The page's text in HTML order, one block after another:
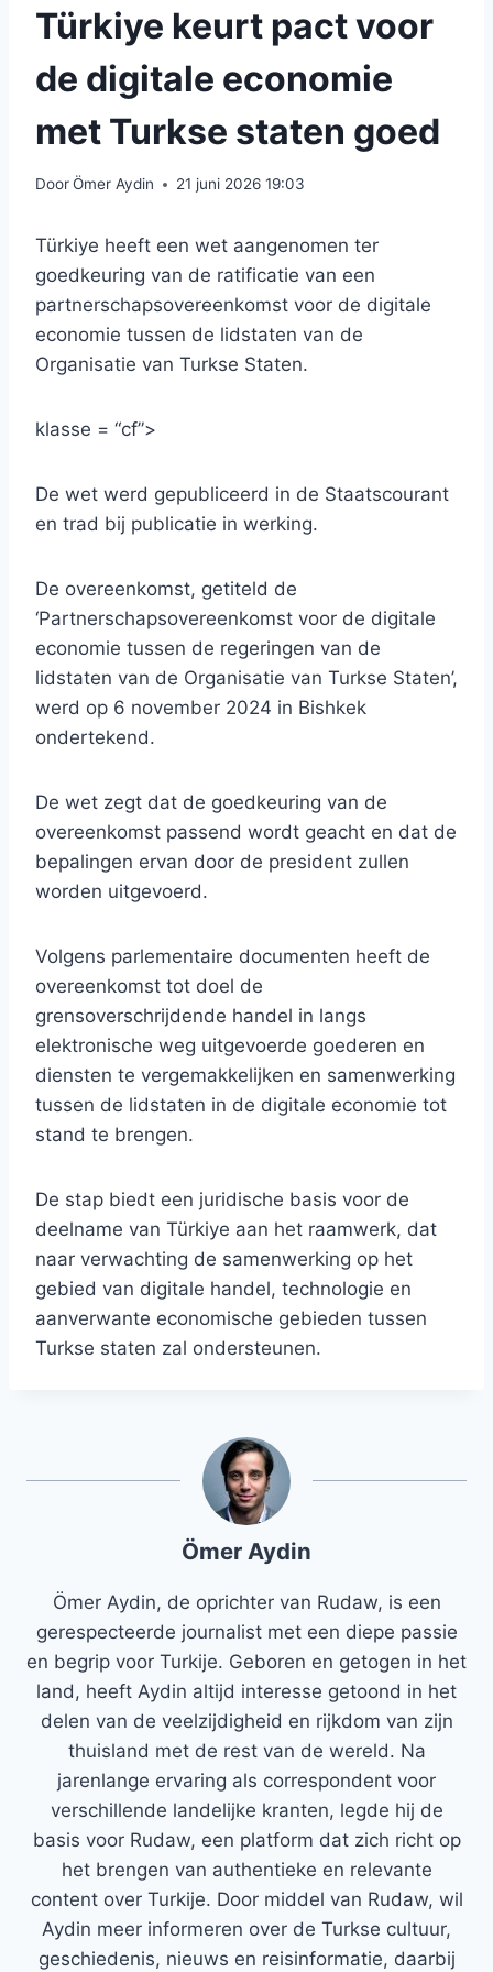
Türkiye keurt pact voor
de digitale economie
met Turkse staten goed
DoorÖmer Aydin 21 juni 2026 19:03
Türkiye heeft een wet aangenomen ter
goedkeuring van de ratificatie van een
partnerschapsovereenkomst voor de digitale
economie tussen de lidstaten van de
Organisatie van Turkse Staten.
klasse = “cf”>
De wet werd gepubliceerd in de Staatscourant
en trad bij publicatie in werking.
De overeenkomst, getiteld de
‘Partnerschapsovereenkomst voor de digitale
economie tussen de regeringen van de
lidstaten van de Organisatie van Turkse Staten’,
werd op 6 november 2024 in Bishkek
ondertekend.
De wet zegt dat de goedkeuring van de
overeenkomst passend wordt geacht en dat de
bepalingen ervan door de president zullen
worden uitgevoerd.
Volgens parlementaire documenten heeft de
overeenkomst tot doel de
grensoverschrijdende handel in langs
elektronische weg uitgevoerde goederen en
diensten te vergemakkelijken en samenwerking
tussen de lidstaten in de digitale economie tot
stand te brengen.
De stap biedt een juridische basis voor de
deelname van Türkiye aan het raamwerk, dat
naar verwachting de samenwerking op het
gebied van digitale handel, technologie en
aanverwante economische gebieden tussen
Turkse staten zal ondersteunen.
Ömer Aydin
Ömer Aydin, de oprichter van Rudaw, is een
gerespecteerde journalist met een diepe passie
en begrip voor Turkije. Geboren en getogen in het
land, heeft Aydin altijd interesse getoond in het
delen van de veelzijdigheid en rijkdom van zijn
thuisland met de rest van de wereld. Na
jarenlange ervaring als correspondent voor
verschillende landelijke kranten, legde hij de
basis voor Rudaw, een platform dat zich richt op
het brengen van authentieke en relevante
content over Turkije. Door middel van Rudaw, wil
Aydin meer informeren over de Turkse cultuur,
geschiedenis, nieuws en reisinformatie, daarbij